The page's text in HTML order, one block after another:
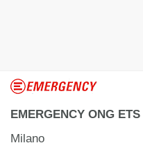
EMERGENCY ONG ETS
Milano